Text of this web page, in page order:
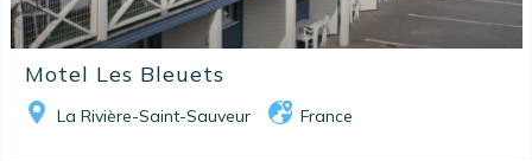
Motel Les Bleuets
La Rivière-Saint-Sauveur France